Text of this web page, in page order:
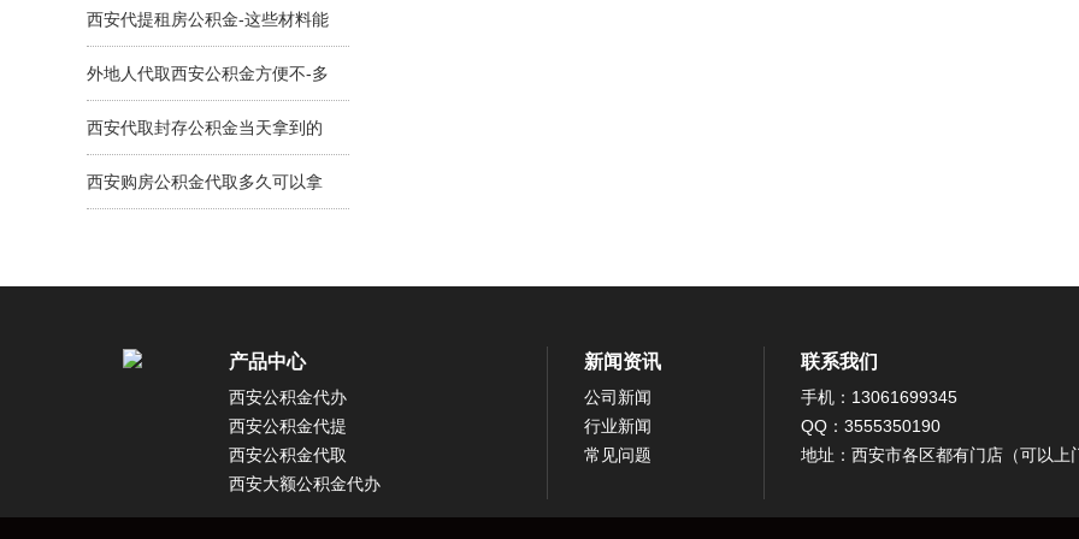
金可办不？
西安代提租房公积金-这些材料能
当天搞成功！
外地人代取西安公积金方便不-多
久拿到手？
西安代取封存公积金当天拿到的
方式有吗？真实情况能当天拿！
西安购房公积金代取多久可以拿
产品中心
西安公积金代办
西安公积金代提
西安公积金代取
西安大额公积金代办
新闻资讯
公司新闻
行业新闻
常见问题
联系我们
手机：13061699345
QQ：3555350190
地址：西安市各区都有门店（可以上